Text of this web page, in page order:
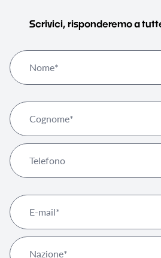
Scrivici, risponderemo a